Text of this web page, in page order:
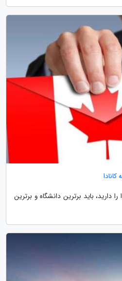
دارید، باید برترین دانشگاه و برترین